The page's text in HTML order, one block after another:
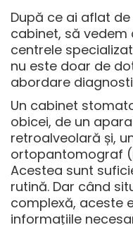
După ce ai aflat
cabinet, să
centrele
nu este doar de
abordare
Un cabinet
obicei, de un
retroalveolară și,
ortopantomograf
Acestea sunt
rutină. Dar când
complexă, aceste
informațiile